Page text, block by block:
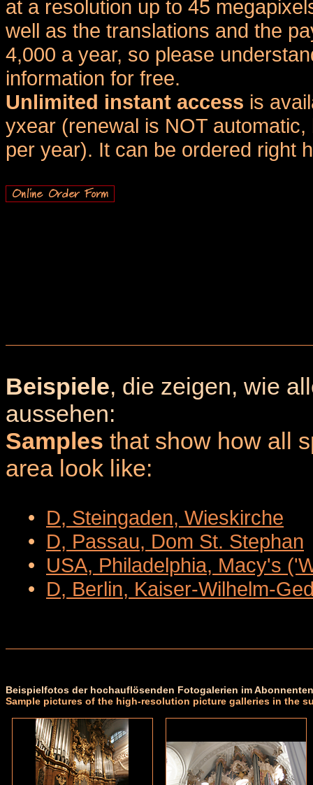
at a resolution up to 45
well as the translations and the
4,000 a year, so please
information for free.
Unlimited instant access is
yxear (renewal is NOT
per year). It can be ordered right
Beispiele, die zeigen, wie
aussehen:
Samples that show how all
area look like:
• D, Steingaden, Wieskirche
• D, Passau, Dom St. Stephan
• USA, Philadelphia, Macy's
• D, Berlin, Kaiser-Wilhelm-
Beispielfotos der hochauflösenden Fotogalerien im
Sample pictures of the high-resolution picture galleries in the